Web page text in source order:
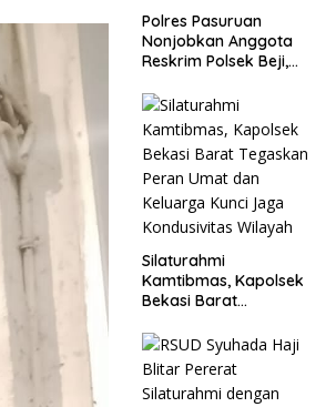
Polres Pasuruan
Nonjobkan Anggota
Reskrim Polsek Beji,
Transparansi
Penanganan Dugaan
Penganiayaan
Silaturahmi
Kamtibmas, Kapolsek
Bekasi Barat
dan Keluarga Kunci
Jaga Kondusivitas
Wilayah